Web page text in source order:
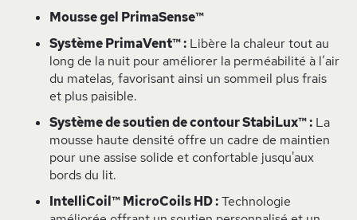
Mousse gel PrimaSense™
Système PrimaVent™ : Libère la chaleur tout au
long de la nuit pour améliorer la perméabilité à l’air
du matelas, favorisant ainsi un sommeil plus frais
et plus paisible.
Système de soutien de contour StabiLux™ : La
mousse haute densité offre un cadre de maintien
pour une assise solide et confortable jusqu'aux
bords du lit.
IntelliCoil™ MicroCoils HD :Technologie